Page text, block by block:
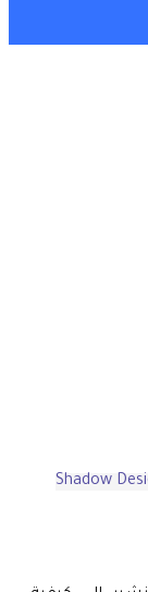
Shadow